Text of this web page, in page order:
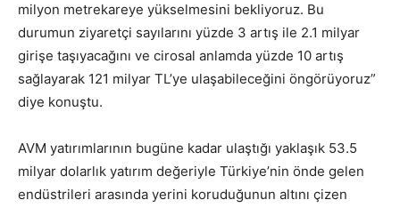
milyon metrekareye yükselmesini bekliyoruz. Bu
durumun ziyaretçi sayılarını yüzde 3 artış ile 2.1 milyar
girişe taşıyacağını ve cirosal anlamda yüzde 10 artış
sağlayarak 121 milyar TL’ye ulaşabileceğini öngörüyoruz”
diye konuştu.
AVM yatırımlarının bugüne kadar ulaştığı yaklaşık 53.5
milyar dolarlık yatırım değeriyle Türkiye’nin önde gelen
endüstrileri arasında yerini koruduğunun altını çizen